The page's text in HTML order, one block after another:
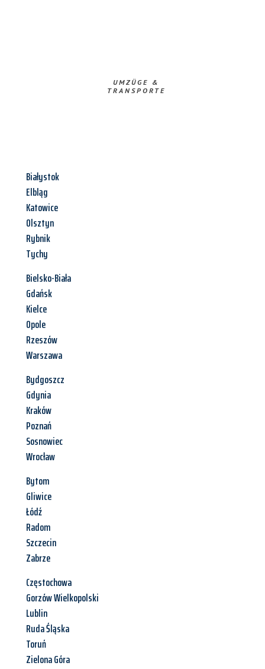
UMZÜGE &
TRANSPORTE
Białystok
Elbląg
Katowice
Olsztyn
Rybnik
Tychy
Bielsko-Biała
Gdańsk
Kielce
Opole
Rzeszów
Warszawa
Bydgoszcz
Gdynia
Kraków
Poznań
Sosnowiec
Wrocław
Bytom
Gliwice
Łódź
Radom
Szczecin
Zabrze
Częstochowa
Gorzów Wielkopolski
Lublin
Ruda Śląska
Toruń
Zielona Góra